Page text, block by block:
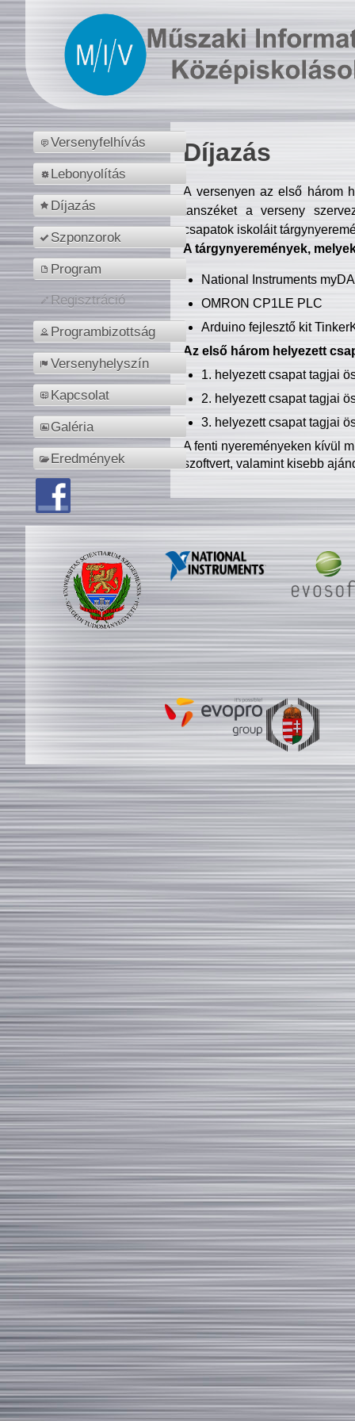
Versenyfelhívás
Lebonyolítás
Díjazás
Szponzorok
Program
Regisztráció
Programbizottság
Versenyhelyszín
Kapcsolat
Galéria
Eredmények
Díjazás
A versenyen az első három
tanszéket a verseny
csapatok iskoláit
A tárgynyeremények,
National Instruments
OMRON CP1LE PLC
Arduino fejlesztő kit
Az első három helyezett
1. helyezett csapat tagjai
2. helyezett csapat tagjai
3. helyezett csapat tagjai
A fenti nyereményeken kívül
szoftvert, valamint kisebb